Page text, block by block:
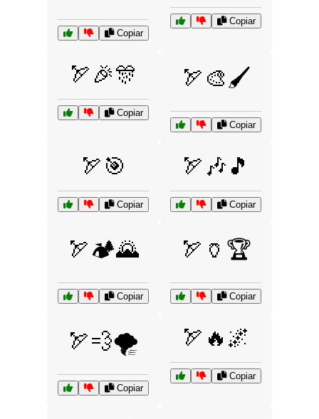
Copiar
Copiar
🏹🎉🎊
Copiar
🏹🎨🖌️
Copiar
🏹🎯
Copiar
🏹🎶🎵
Copiar
🏹🏕️🌄
Copiar
🏹🏺🏆
Copiar
🏹💨🌪️
Copiar
🏹🔥🌌
Copiar